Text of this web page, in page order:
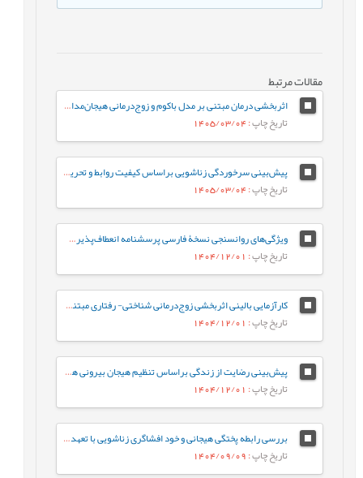
مقالات مرتبط
اثربخشی درمان مبتنی بر مدل باکوم و زوج‌درمانی هیجان‌مدار بر بخشودگی، شرم درونی‌شده و حل مسئله در قربانیان خیانت زناشویی
تاریخ چاپ: 1405/03/04
پیش‌‌بینی سرخوردگی زناشویی براساس کیفیت روابط و تحریف‌‌های‌‌شناختی با میانجی‌‌گری بخشش در زنان دارای روابط خانوادگی آشفته
تاریخ چاپ: 1405/03/04
ویژگی‌های روانسنجی نسخۀ فارسی پرسشنامه انعطاف‌پذیری روان‌شناختی والدین (6-PAQ)
تاریخ چاپ: 1404/12/01
کارآزمایی بالینی اثربخشی زوج‌درمانی شناختی- رفتاری مبتنی‌بر هیجان در کاهش فرسودگی و بهبود صمیمیت زناشویی زوجین متعارض
تاریخ چاپ: 1404/12/01
پیش‌‌بینی رضایت از زندگی براساس تنظیم هیجان بیرونی همسر با نقش میانجی سبک‌‌های شوخ‌‌طبعی در افراد متأهل
تاریخ چاپ: 1404/12/01
بررسی رابطه پختگی هیجانی و خود افشاگری زناشویی با تعهد زناشویی در زنان متاهل: بررسی نقش میانجی‌گری نگرش نسبت به روابط فرا زناشویی
تاریخ چاپ: 1404/09/09